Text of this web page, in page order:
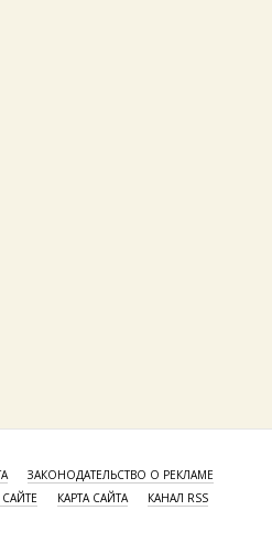
ЗАКОНОДАТЕЛЬСТВО О РЕКЛАМЕ
КАРТА САЙТА КАНАЛ RSS